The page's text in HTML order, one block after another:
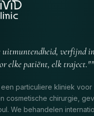
uitmuntendheid, verfijnd
elke patiënt, elk traject.""
een particuliere kliniek voor
cosmetische chirurgie,
We behandelen